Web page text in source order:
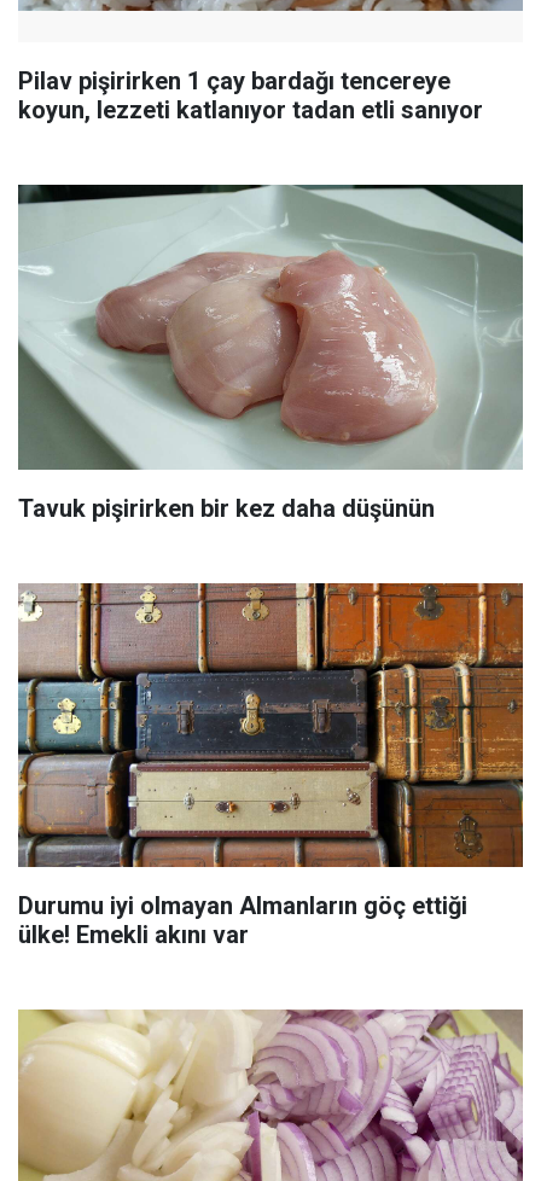
Pilav pişirirken 1 çay bardağı tencereye
koyun, lezzeti katlanıyor tadan etli sanıyor
Tavuk pişirirken bir kez daha düşünün
Durumu iyi olmayan Almanların göç ettiği
ülke! Emekli akını var